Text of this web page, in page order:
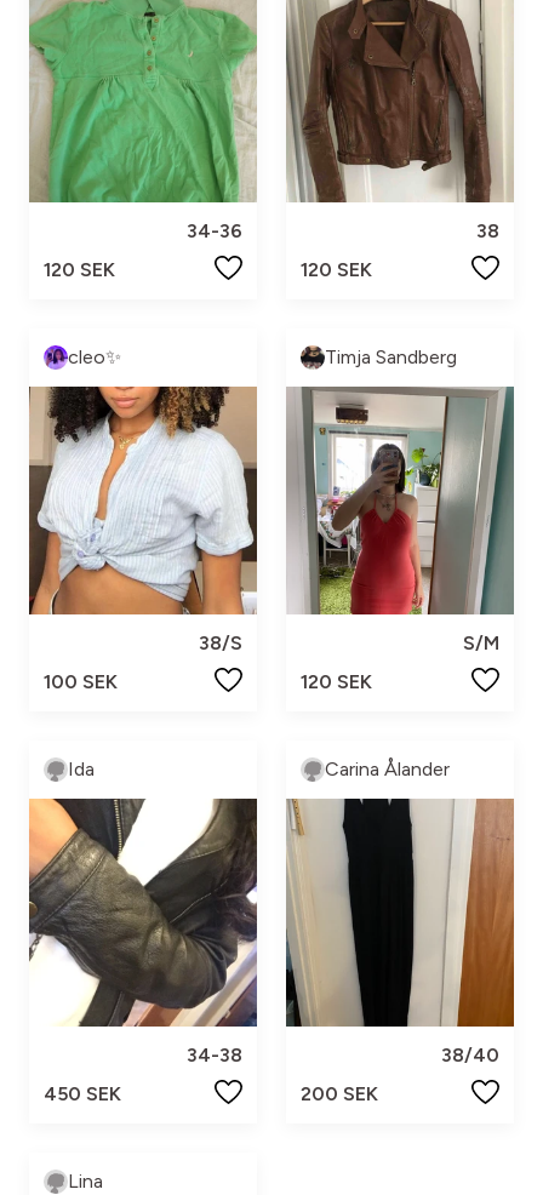
34-36
120 SEK
38
120 SEK
cleo✨
38/S
100 SEK
Timja Sandberg
S/M
120 SEK
Ida
34-38
450 SEK
Carina Ålander
38/40
200 SEK
Lina